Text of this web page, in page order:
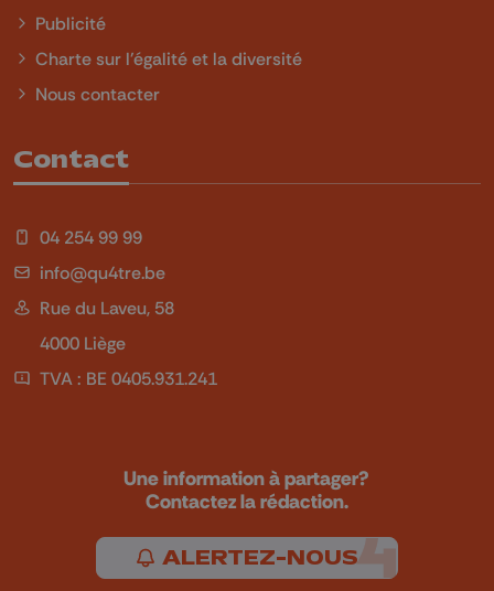
Publicité
Charte sur l'égalité et la diversité
Nous contacter
Contact
04 254 99 99
info@qu4tre.be
Rue du Laveu, 58
4000 Liège
TVA : BE 0405.931.241
Une information à partager?
Contactez la rédaction.
ALERTEZ-NOUS